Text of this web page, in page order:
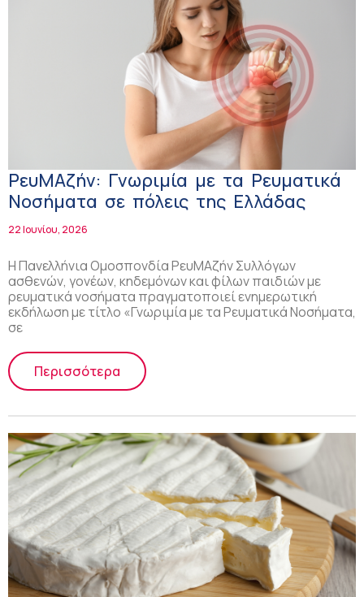
ΡευΜΑζήν: Γνωριμία με τα Ρευματικά
Νοσήματα σε πόλεις της Ελλάδας
22 Ιουνίου, 2026
Η Πανελλήνια Ομοσπονδία ΡευΜΑζήν Συλλόγων
ασθενών, γονέων, κηδεμόνων και φίλων παιδιών με
ρευματικά νοσήματα πραγματοποιεί ενημερωτική
εκδήλωση με τίτλο «Γνωριμία με τα Ρευματικά Νοσήματα,
σε
Περισσότερα